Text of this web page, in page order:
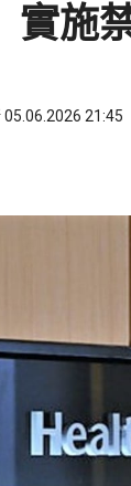
施
05.06.2026 21:45